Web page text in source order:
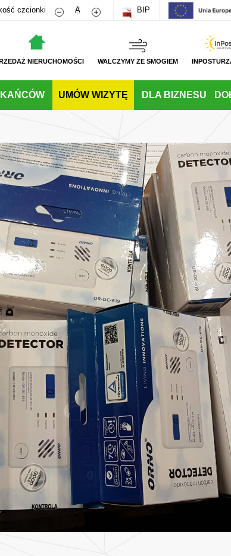
czcionki Zmniejsz rozmiar czcionki
A Zwiększ rozmiar czcionki
BIP
NIERUCHOMOŚCI WALCZYMY ZE SMOGIEM
UMÓW WIZYTĘ DLA BIZNESU